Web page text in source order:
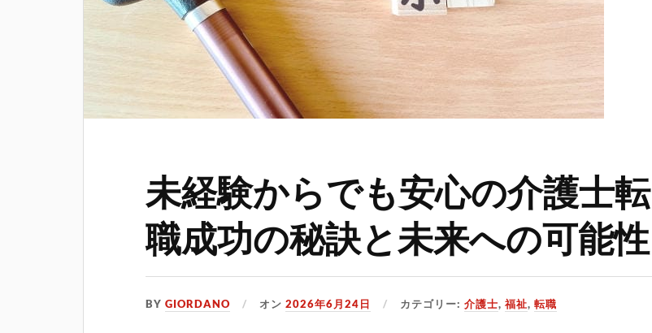
未経験からでも安心の介護士転
職成功の秘訣と未来への可能性
BYGIORDANO オン2026年6月24日 カテゴリー:介護士,福祉,転職